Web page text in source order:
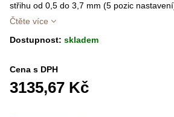
střihu od 0,5 do 3,7 mm (5 pozic
Čtěte více
Dostupnost: skladem
Cena s DPH
3135,67 Kč